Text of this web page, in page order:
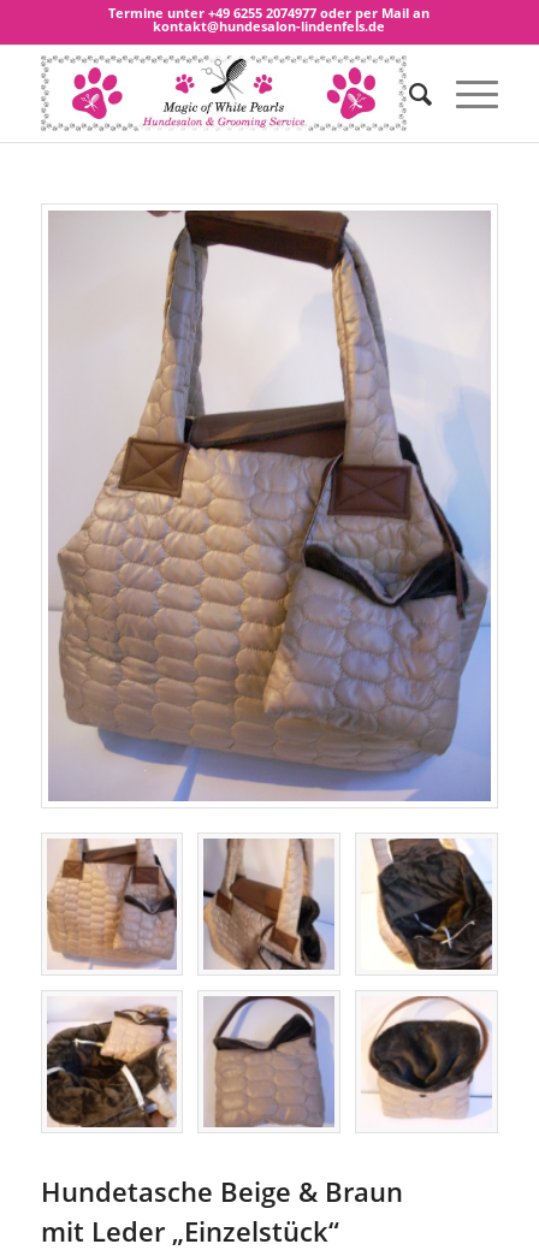
Termine unter+49 6255 2074977 oder per Mail an
kontakt@hundesalon-lindenfels.de
Hundetasche Beige & Braun
mit Leder „Einzelstück“